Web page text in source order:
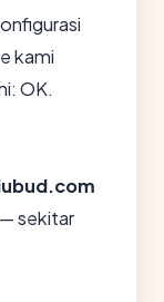
kami
OK.
sekitar